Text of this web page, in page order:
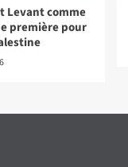
Levant comme
première pour